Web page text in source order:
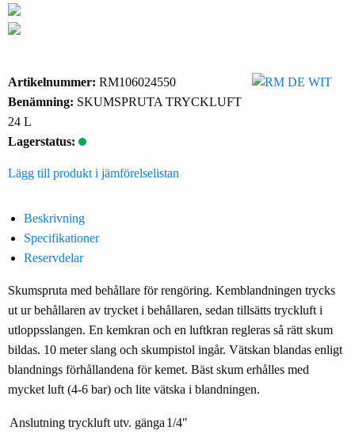
Artikelnummer: RM106024550
Benämning: SKUMSPRUTA TRYCKLUFT
24 L
Lagerstatus:
Lägg till produkt i jämförelselistan
Beskrivning
Specifikationer
Reservdelar
Skumspruta med behållare för rengöring. Kemblandningen trycks
ut ur behållaren av trycket i behållaren, sedan tillsätts tryckluft i
utloppsslangen. En kemkran och en luftkran regleras så rätt skum
bildas. 10 meter slang och skumpistol ingår. Vätskan blandas enligt
blandnings förhållandena för kemet. Bäst skum erhålles med
mycket luft (4-6 bar) och lite vätska i blandningen.
Anslutning tryckluft utv. gänga 1/4"